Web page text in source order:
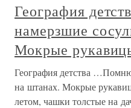
География
намерзшие
Мокрые
География детства
на штанах. Мокрые
летом, чашки толстые на